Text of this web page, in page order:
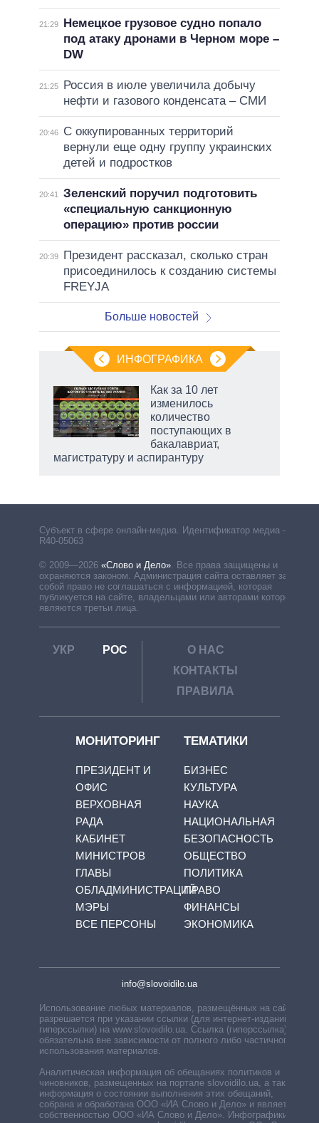
21:29
Немецкое грузовое судно попало
под атаку дронами в Черном море –
DW
21:25
Россия в июле увеличила добычу
нефти и газового конденсата – СМИ
20:46
С оккупированных территорий
вернули еще одну группу украинских
детей и подростков
20:41
Зеленский поручил подготовить
«специальную санкционную
операцию» против россии
20:39
Президент рассказал, сколько стран
присоединилось к созданию системы
FREYJA
Больше новостей
ИНФОГРАФИКА
Как за 10 лет
изменилось
количество
поступающих в
бакалавриат,
магистратуру и аспирантуру
Субъект в сфере онлайн-медиа. Идентификатор медиа –
R40-05063
© 2009—2026 «Слово и Дело»
Все права защищены и
охраняются законом. Администрация сайта оставляет за
собой право не соглашаться с информацией, которая
публикуется на сайте, владельцами или авторами которой
являются третьи лица.
УКР РОС
О НАС
КОНТАКТЫ
ПРАВИЛА
МОНИТОРИНГ
ПРЕЗИДЕНТ И
ОФИС
ВЕРХОВНАЯ
РАДА
КАБИНЕТ
МИНИСТРОВ
ГЛАВЫ
ОБЛАДМИНИСТРАЦИЙ
МЭРЫ
ВСЕ ПЕРСОНЫ
ТЕМАТИКИ
БИЗНЕС
КУЛЬТУРА
НАУКА
НАЦИОНАЛЬНАЯ
БЕЗОПАСНОСТЬ
ОБЩЕСТВО
ПОЛИТИКА
ПРАВО
ФИНАНСЫ
ЭКОНОМИКА
info@slovoidilo.ua
Использование любых материалов, размещённых на сайте,
разрешается при указании ссылки (для интернет-изданий —
гиперссылки) на www.slovoidilo.ua. Ссылка (гиперссылка)
обязательна вне зависимости от полного либо частичного
использования материалов.
Аналитическая информация об обещаниях политиков и
чиновников, размещенных на портале slovoidilo.ua, а также
информация о состоянии выполнения этих обещаний,
собрана и обработана ООО «ИА Слово и Дело» и является
собственностью ООО «ИА Слово и Дело». Инфографики,